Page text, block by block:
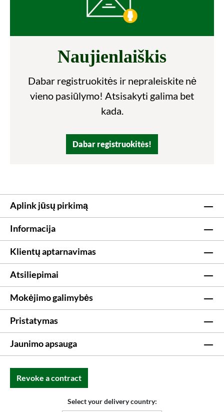
Naujienlaiškis
Dabar registruokitės ir nepraleiskite nė
vieno pasiūlymo! Atsisakyti galima bet
kada.
Dabar registruokitės!
Aplink jūsų pirkimą
Informacija
Klientų aptarnavimas
Atsiliepimai
Mokėjimo galimybės
Pristatymas
Jaunimo apsauga
Revoke a contract
Select your delivery country: